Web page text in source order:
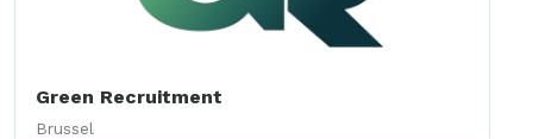
Green Recruitment
Brussel